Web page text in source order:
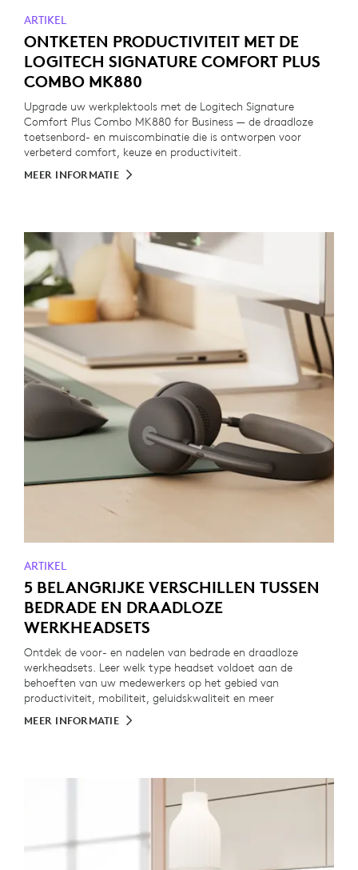
ARTIKEL
ONTKETEN PRODUCTIVITEIT MET DE
LOGITECH SIGNATURE COMFORT PLUS
COMBO MK880
Upgrade uw werkplektools met de Logitech Signature
Comfort Plus Combo MK880 for Business — de draadloze
toetsenbord- en muiscombinatie die is ontworpen voor
verbeterd comfort, keuze en productiviteit.
MEER INFORMATIE
ARTIKEL
5 BELANGRIJKE VERSCHILLEN TUSSEN
BEDRADE EN DRAADLOZE
WERKHEADSETS
Ontdek de voor- en nadelen van bedrade en draadloze
werkheadsets. Leer welk type headset voldoet aan de
behoeften van uw medewerkers op het gebied van
productiviteit, mobiliteit, geluidskwaliteit en meer
MEER INFORMATIE